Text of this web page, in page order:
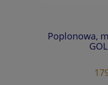
Poplonowa,